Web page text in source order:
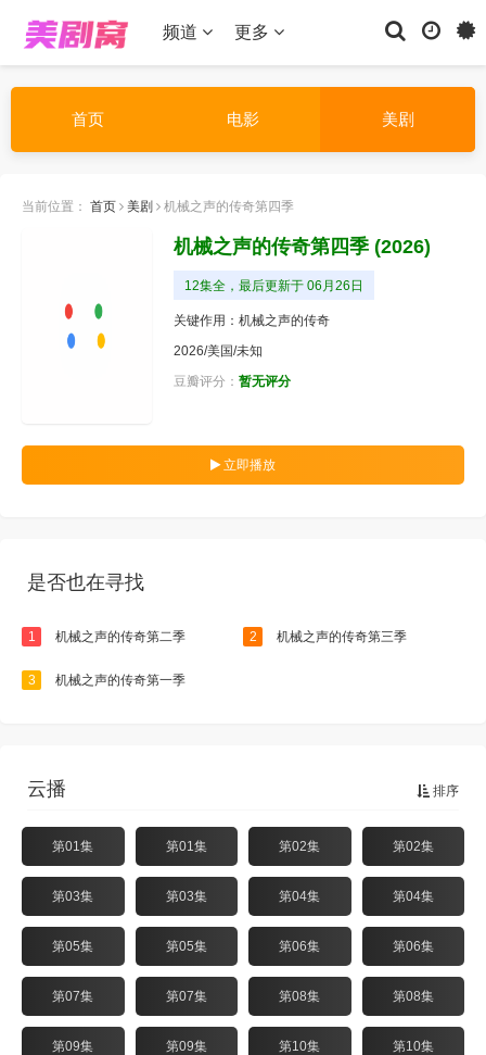
频道 更多
首页 电影 美剧
当前位置： 首页 美剧 机械之声的传奇第四季
机械之声的传奇第四季 (2026)
12集全，最后更新于 06月26日
关键作用：机械之声的传奇
2026/美国/未知
豆瓣评分： 暂无评分
立即播放
是否也在寻找
1 机械之声的传奇第二季 2 机械之声的传奇第三季
3 机械之声的传奇第一季
排序
云播
第01集 第01集 第02集 第02集
第03集 第03集 第04集 第04集
第05集 第05集 第06集 第06集
第07集 第07集 第08集 第08集
第09集 第09集 第10集 第10集